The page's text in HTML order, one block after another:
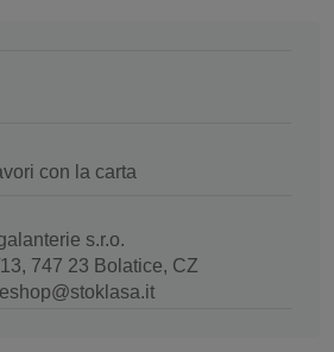
con la carta
s.r.o.
747 23 Bolatice, CZ